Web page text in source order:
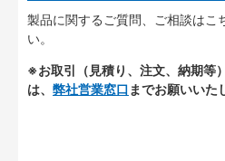
製品に関するご質問、ご相談はこ
い。
※お取引（見積り、注文、納期等
は、 弊社営業窓口 までお願いいた